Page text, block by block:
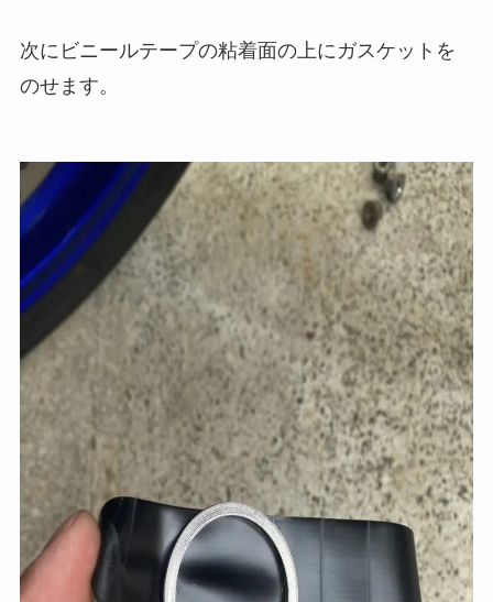
次にビニールテープの粘着面の上にガスケットを
のせます。